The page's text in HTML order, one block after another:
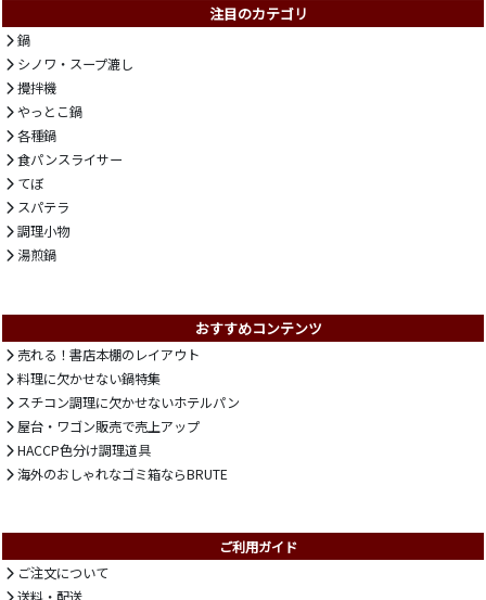
注目のカテゴリ
鍋
シノワ・スープ漉し
攪拌機
やっとこ鍋
各種鍋
食パンスライサー
てぼ
スパテラ
調理小物
湯煎鍋
おすすめコンテンツ
売れる！書店本棚のレイアウト
料理に欠かせない鍋特集
スチコン調理に欠かせないホテルパン
屋台・ワゴン販売で売上アップ
HACCP色分け調理道具
海外のおしゃれなゴミ箱ならBRUTE
ご利用ガイド
ご注文について